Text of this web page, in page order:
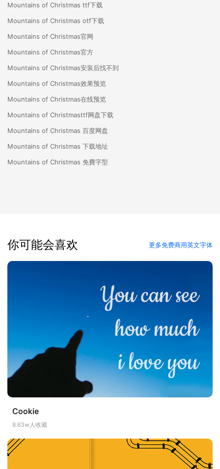
Mountains of Christmas ttf下载
Mountains of Christmas otf下载
Mountains of Christmas官网
Mountains of Christmas官方
Mountains of Christmas安装后找不到
Mountains of Christmas效果预览
Mountains of Christmas在线预览
Mountains of Christmasttf网盘下载
Mountains of Christmas 百度网盘
Mountains of Christmas 下载地址
Mountains of Christmas 免費字型
你可能会喜欢 更多免费商用英文字体
Cookie
8.63w人收藏